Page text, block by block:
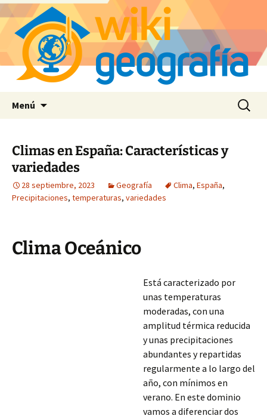
Menú Buscar:
Climas en España: Características y
variedades
28 septiembre, 2023 Geografía Clima, España,
Precipitaciones, temperaturas, variedades
Clima Oceánico
Está caracterizado por
unas temperaturas
moderadas, con una
amplitud térmica reducida
y unas precipitaciones
abundantes y repartidas
regularmente a lo largo del
año, con mínimos en
verano. En este dominio
vamos a diferenciar dos